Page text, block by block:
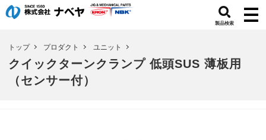
製品検索
トップ プロダクト ユニット
クイックターンクランプ 低頭SUS 薄板用
（センサー付）